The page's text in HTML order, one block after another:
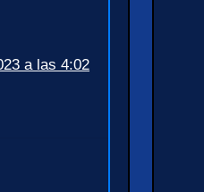
a las 4:02